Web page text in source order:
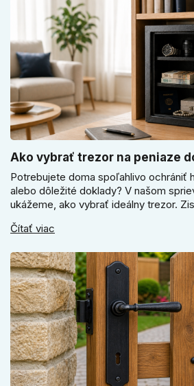
Ako vybrať trezor na peniaze
Potrebujete doma spoľahlivo ochrániť
alebo dôležité doklady? V našom
ukážeme, ako vybrať ideálny trezor.
kľúčové jeho správne ukotvenie.
Čítať viac